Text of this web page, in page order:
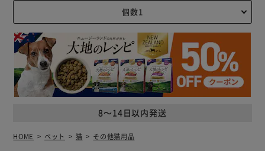
8～14日以内発送
HOME ペット 猫 その他猫用品